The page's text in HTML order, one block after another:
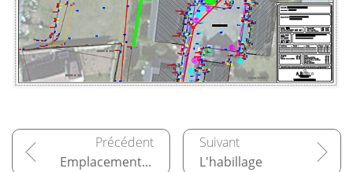
Emplacement géographique L'habillage